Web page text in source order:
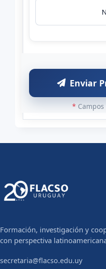
Enviar
*
Formación, investigación y
con perspectiva
secretaria@flacso.edu.uy